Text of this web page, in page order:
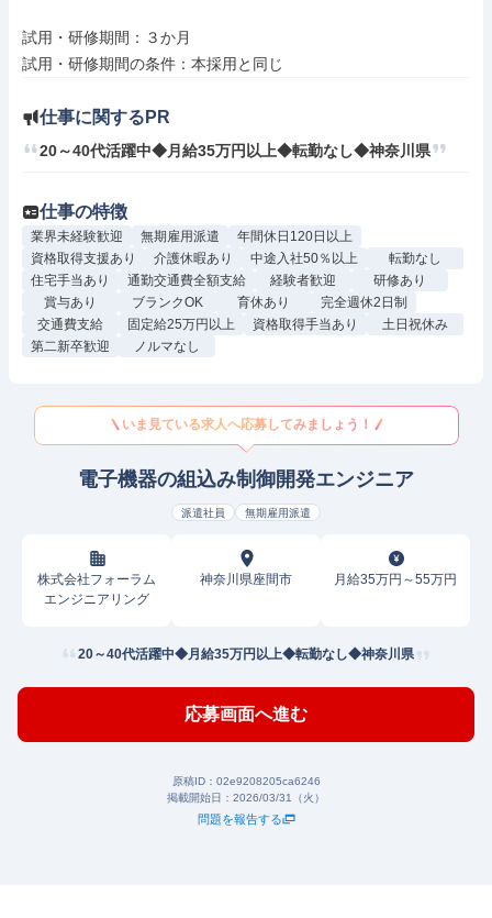
試用・研修期間：３か月
仕事に関するPR
20～40代活躍中◆月給35万円以上◆転勤なし◆神奈川県
仕事の特徴
業界未経験歓迎 無期雇用派遣
年間休日120日以上
資格取得支援あり
介護休暇あり 中途入社50％以上
転勤なし
住宅手当あり
通勤交通費全額支給 経験者歓迎
研修あり
賞与あり
ブランクOK 育休あり
完全週休2日制
交通費支給
固定給25万円以上 資格取得手当あり
土日祝休み
第二新卒歓迎
ノルマなし
いま見ている求人へ応募してみましょう！
電子機器の組込み制御開発エンジニア
派遣社員 無期雇用派遣
株式会社フォーラム
エンジニアリング
神奈川県座間市 月給35万円～55万円
20～40代活躍中◆月給35万円以上◆転勤なし◆神奈川県
応募画面へ進む
原稿ID： 02e9208205ca6246
掲載開始日： 2026/03/31（火）
問題を報告する